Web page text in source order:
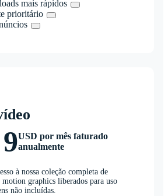
mais rápidos
prioritário
USD por mês faturado
anualmente
à nossa coleção completa de
motion graphics liberados para uso
não incluídas.